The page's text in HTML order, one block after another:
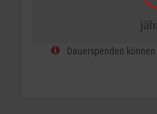
Dauerspenden